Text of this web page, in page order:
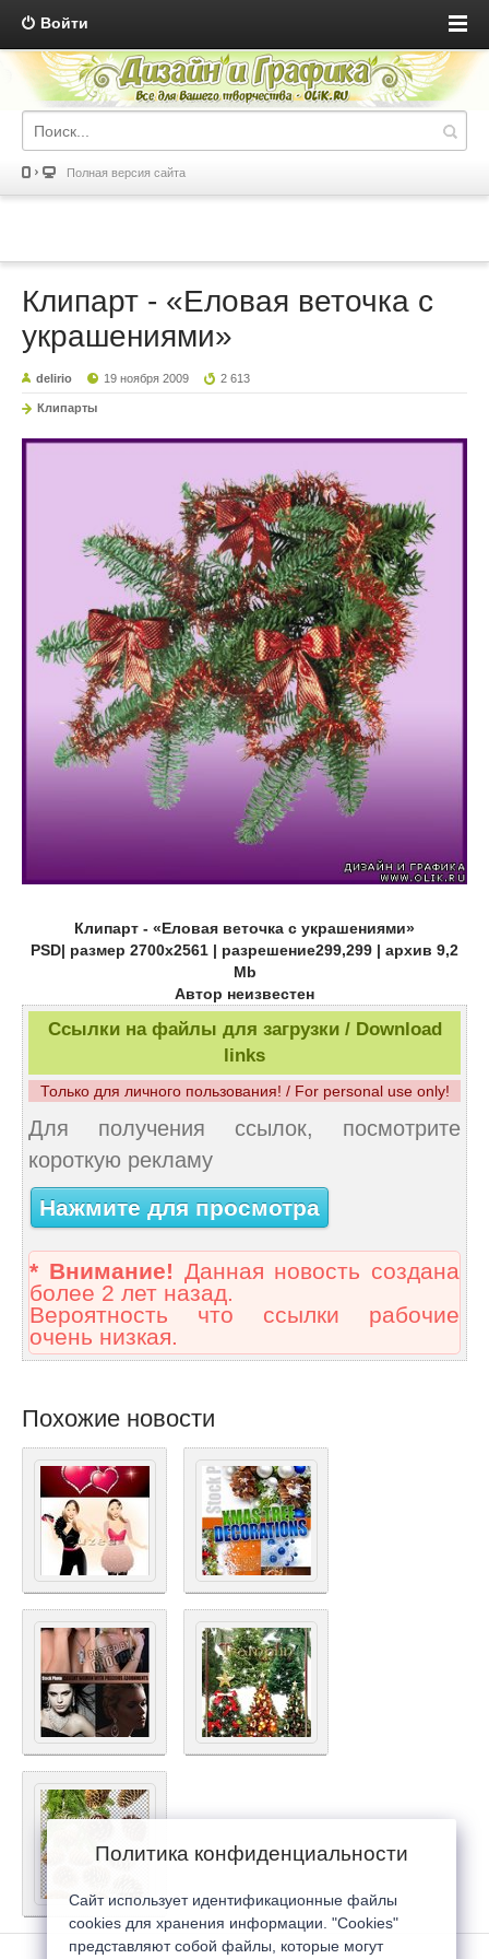
Войти
Полная версия сайта
Клипарт - «Еловая веточка с
украшениями»
delirio 19 ноября 2009 2 613
Клипарты
Клипарт - «Еловая веточка с украшениями»
PSD| размер 2700х2561 | разрешение299,299 | архив 9,2
Мb
Автор неизвестен
Ссылки на файлы для загрузки / Download
links
Только для личного пользования! / For personal use only!
Для получения ссылок, посмотрите
короткую рекламу
Нажмите для просмотра
* Внимание! Данная новость создана
более 2 лет назад.
Вероятность что ссылки рабочие
очень низкая.
Похожие новости
Политика конфиденциальности
Сайт использует идентификационные файлы
cookies для хранения информации. "Cookies"
представляют собой файлы, которые могут